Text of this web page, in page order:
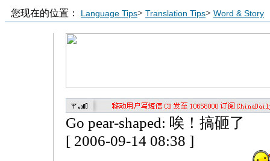
您现在的位置： Language Tips> Translation Tips> Word & Story
Go pear-shaped: 唉！搞砸了
[ 2006-09-14 08:38 ]